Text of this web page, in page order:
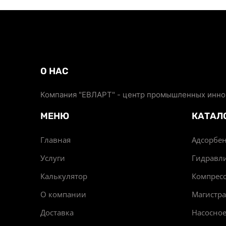
О НАС
Компания "ЕВЛАРТ" - центр промышленных
МЕНЮ
Главная
Услуги
Калькулятор
О компании
Доставка